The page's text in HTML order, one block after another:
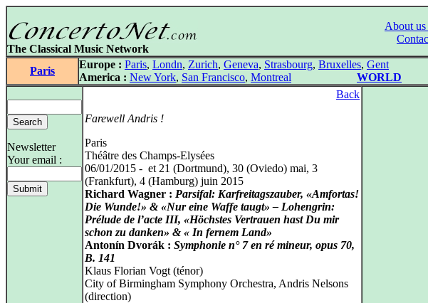
About us
The Classical Music Network
Paris
Europe : Paris, Londn, Zurich, Geneva, Strasbourg, Bruxelles, Gent
America : New York, San Francisco, Montreal WORLD
Newsletter
Your email :
Back
Farewell Andris !
Paris
Théâtre des Champs-Elysées
06/01/2015 - et 21 (Dortmund), 30 (Oviedo) mai, 3
(Frankfurt), 4 (Hamburg) juin 2015
Richard Wagner : Parsifal: Karfreitagszauber, «Amfortas!
Die Wunde!» & «Nur eine Waffe taugt» – Lohengrin:
Prélude de l’acte III, «Höchstes Vertrauen hast Du mir
schon zu danken» & « In fernem Land»
Antonín Dvorák : Symphonie n° 7 en ré mineur, opus 70,
B. 141
Klaus Florian Vogt (ténor)
City of Birmingham Symphony Orchestra, Andris Nelsons
(direction)